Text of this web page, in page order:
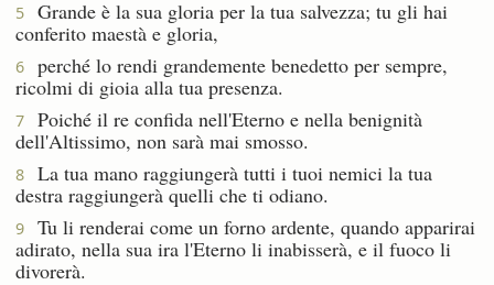
5
Grande è la sua gloria per la tua salvezza; tu gli hai
conferito maestà e gloria,
6
perché lo rendi grandemente benedetto per sempre,
ricolmi di gioia alla tua presenza.
7
Poiché il re confida nell'Eterno e nella benignità
dell'Altissimo, non sarà mai smosso.
8
La tua mano raggiungerà tutti i tuoi nemici la tua
destra raggiungerà quelli che ti odiano.
9
Tu li renderai come un forno ardente, quando apparirai
adirato, nella sua ira l'Eterno li inabisserà, e il fuoco li
divorerà.